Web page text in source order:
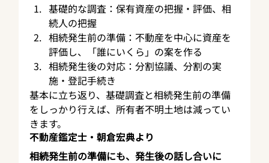
基礎的な調査：保有資産の把握・評価、相
続人の把握
相続発生前の準備：不動産を中心に資産を
評価し、「誰にいくら」の案を作る
相続発生後の対応：分割協議、分割の実
施・登記手続き
基本に立ち返り、基礎調査と相続発生前の準備
をしっかり行えば、所有者不明土地は減ってい
きます。
不動産鑑定士・朝倉宏典より
相続発生前の準備にも、発生後の話し合いに